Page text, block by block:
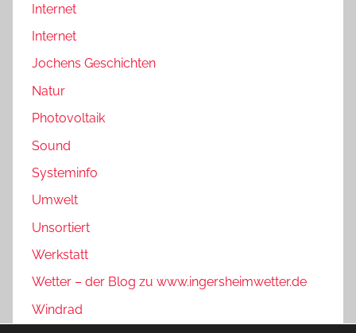
Internet
Internet
Jochens Geschichten
Natur
Photovoltaik
Sound
Systeminfo
Umwelt
Unsortiert
Werkstatt
Wetter – der Blog zu www.ingersheimwetter.de
Windrad